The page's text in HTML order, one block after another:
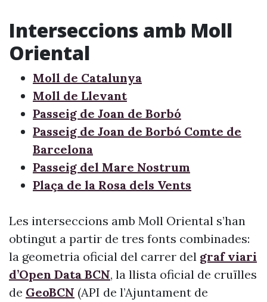
Interseccions amb Moll
Oriental
Moll de Catalunya
Moll de Llevant
Passeig de Joan de Borbó
Passeig de Joan de Borbó Comte de
Barcelona
Passeig del Mare Nostrum
Plaça de la Rosa dels Vents
Les interseccions amb Moll Oriental s’han
obtingut a partir de tres fonts combinades:
la geometria oficial del carrer del graf viari
d’Open Data BCN, la llista oficial de cruïlles
de GeoBCN (API de l’Ajuntament de